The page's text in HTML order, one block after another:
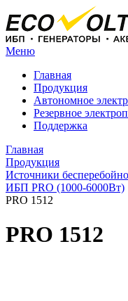
Меню
Главная
Продукция
Автономное
Резервное
Поддержка
Главная
Продукция
Источники
ИБП PRO (1000-6000Вт)
PRO 1512
PRO 1512